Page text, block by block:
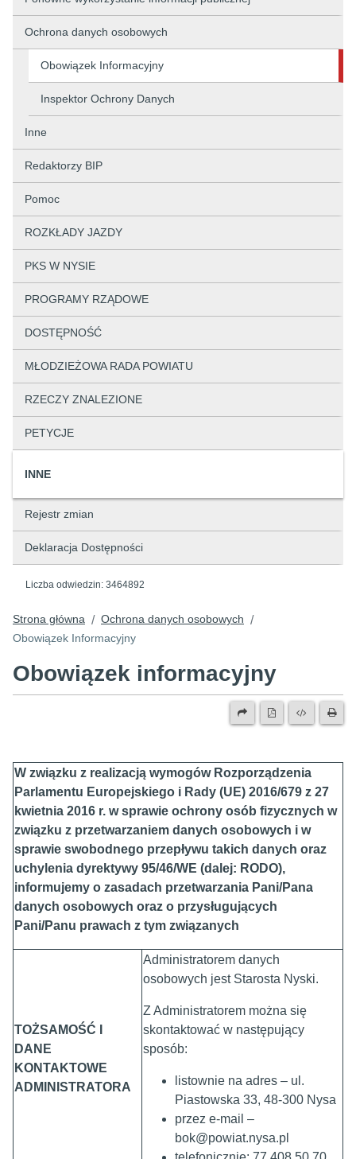
Ochrona danych osobowych
Obowiązek Informacyjny
Inspektor Ochrony Danych
Inne
Redaktorzy BIP
Pomoc
ROZKŁADY JAZDY
PKS W NYSIE
PROGRAMY RZĄDOWE
DOSTĘPNOŚĆ
MŁODZIEŻOWA RADA POWIATU
RZECZY ZNALEZIONE
PETYCJE
INNE
Rejestr zmian
Deklaracja Dostępności
Liczba odwiedzin: 3464892
Strona główna / Ochrona danych osobowych /
Obowiązek Informacyjny
Obowiązek informacyjny
W związku z realizacją wymogów Rozporządzenia
Parlamentu Europejskiego i Rady (UE) 2016/679 z 27
kwietnia 2016 r. w sprawie ochrony osób fizycznych w
związku z przetwarzaniem danych osobowych i w
sprawie swobodnego przepływu takich danych oraz
uchylenia dyrektywy 95/46/WE (dalej: RODO),
informujemy o zasadach przetwarzania Pani/Pana
danych osobowych oraz o przysługujących
Pani/Panu prawach z tym związanych
TOŻSAMOŚĆ I
DANE
KONTAKTOWE
ADMINISTRATORA
Administratorem danych
osobowych jest Starosta Nyski.
Z Administratorem można się
skontaktować w następujący
sposób:
listownie na adres – ul.
Piastowska 33, 48-300 Nysa
przez e-mail –
bok@powiat.nysa.pl